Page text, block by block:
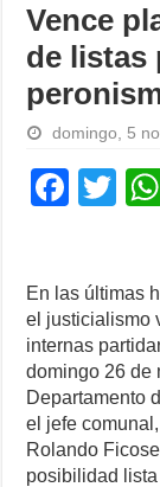
Vence
de listas
domingo, 5
F
e
b
o
o
k
T
er
En las últimas
el justicialismo
internas
domingo 26 de
Departamento
el jefe
Rolando
posibilidad